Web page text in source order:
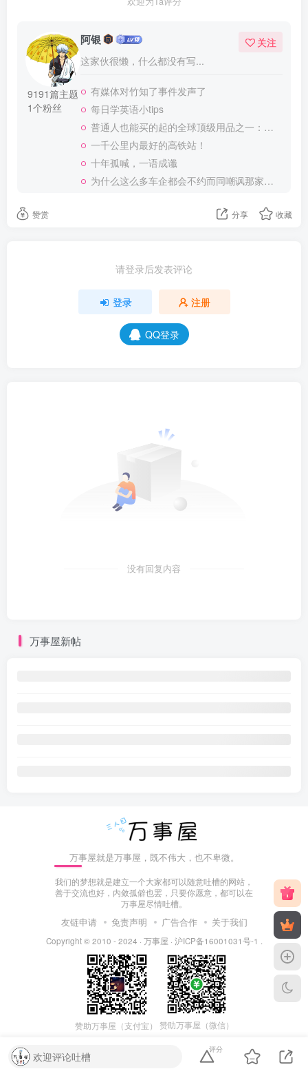
9191篇主题
1个粉丝
阿银
这家伙很懒，什么都没有写...
关注
有媒体对竹知了事件发声了
每日学英语小tips
普通人也能买的起的全球顶级用品之一：WD-40润滑除锈剂！
一千公里内最好的高铁站！
十年孤喊，一语成谶
为什么这么多车企都会不约而同嘲讽那家说不得的车企？
赞赏 分享 收藏
请登录后发表评论
登录 注册
QQ登录
没有回复内容
万事屋新帖
万事屋就是万事屋，既不伟大，也不卑微。
我们的梦想就是建立一个大家都可以随意吐槽的网站，
善于交流也好，内敛孤僻也罢，只要你愿意，都可以在
万事屋尽情吐槽。
友链申请 免责声明 广告合作 关于我们
Copyright © 2010 - 2024 · 万事屋 · 沪ICP备16001031号-1
赞助万事屋（支付宝） 赞助万事屋（微信）
欢迎评论吐槽
评分